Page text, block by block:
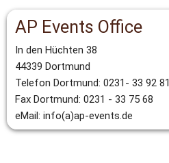
AP Events Office
In den Hüchten 38
44339 Dortmund
Telefon Dortmund: 0231- 33 92 81
Fax Dortmund: 0231 - 33 75 68
eMail: info(a)ap-events.de